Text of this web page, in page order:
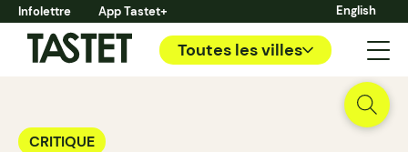
Infolettre App Tastet+ English
Toutes les villes
CRITIQUE